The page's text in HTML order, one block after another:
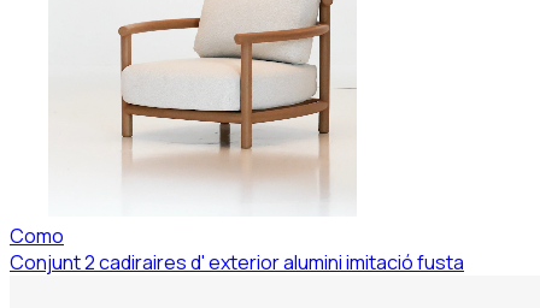
Como
Conjunt 2 cadiraires d' exterior alumini imitació fusta